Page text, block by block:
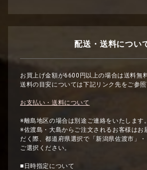
配送・送料につい
お買上げ金額が6600円以上の場合は送料無
送料の目安については下記リンク先をご参照
お支払い・送料について
※離島地区の場合は別途ご連絡をいたします。
※佐渡島・大島からご注文されるお客様はお
だく際、都道府県選択で「新潟県佐渡市」
ご選択ください。
■日時指定について